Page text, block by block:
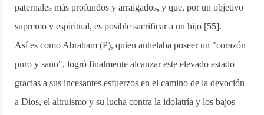
paternales más profundos y arraigados, y que, por un objetivo
supremo y espiritual, es posible sacrificar a un hijo [55].
Así es como Abraham (P), quien anhelaba poseer un "corazón
puro y sano", logró finalmente alcanzar este elevado estado
gracias a sus incesantes esfuerzos en el camino de la devoción
a Dios, el altruismo y su lucha contra la idolatría y los bajos